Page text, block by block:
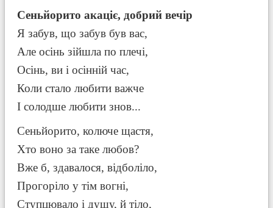
Сеньйорито акаціє, добрий вечір
Я забув, що забув був вас,
Але осінь зійшла по плечі,
Осінь, ви і осінній час,
Коли стало любити важче
І солодше любити знов...
Сеньйорито, колюче щастя,
Хто воно за таке любов?
Вже б, здавалося, відболіло,
Прогоріло у тім вогні,
Ступцювало і душу, й тіло,